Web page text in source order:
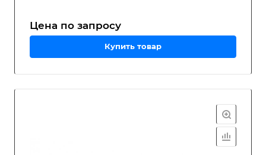
Цена по запросу
Купить товар